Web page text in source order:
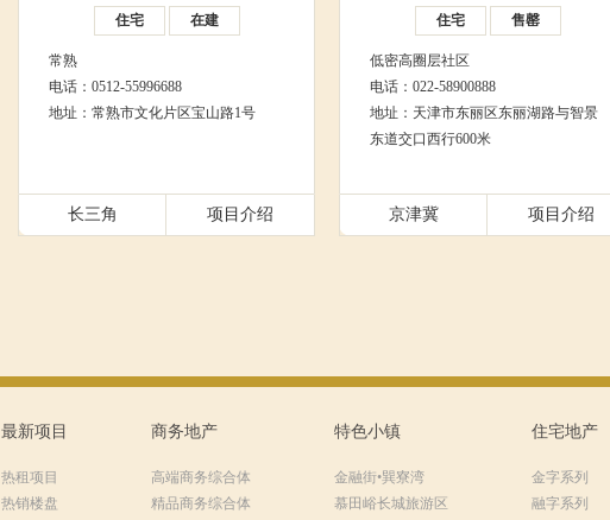
住宅 在建
常熟
电话：0512-55996688
地址：常熟市文化片区宝山路1号
长三角 项目介绍
住宅 售罄
低密高圈层社区
电话：022-58900888
地址：天津市东丽区东丽湖路与智景
东道交口西行600米
京津冀 项目介绍
最新项目
热租项目
热销楼盘
商务地产
高端商务综合体
精品商务综合体
特色小镇
金融街•巽寮湾
慕田峪长城旅游区
住宅地产
金字系列
融字系列